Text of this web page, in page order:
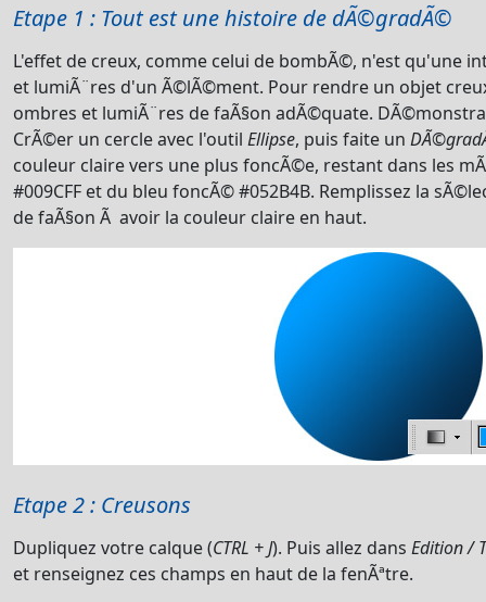
Etape 1 : Tout est une histoire de dÃ©gradÃ©
L'effet de creux, comme celui de bombÃ©, n'est qu'une
et lumiÃ¨res d'un Ã©lÃ©ment. Pour rendre un objet
ombres et lumiÃ¨res de faÃ§on adÃ©quate.
CrÃ©er un cercle avec l'outil Ellipse, puis faite un
couleur claire vers une plus foncÃ©e, restant dans les
#009CFF et du bleu foncÃ© #052B4B. Remplissez la
de faÃ§on Ã avoir la couleur claire en haut.
Etape 2 : Creusons
Dupliquez votre calque (CTRL + J). Puis allez dans Edition /
et renseignez ces champs en haut de la fenÃªtre.